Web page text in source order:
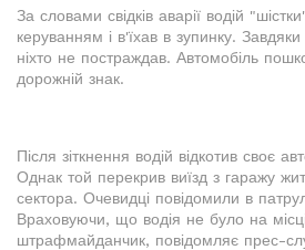
За словами свідків аварії водій
керуванням і в'їхав в зупинку.
ніхто не постраждав. Автомобіль
дорожній знак.
Після зіткнення водій відкотив своє
Однак той перекрив виїзд з гаражу
сектора. Очевидці повідомили в
Враховуючи, що водія не було на
штрафмайданчик, повідомляє прес-